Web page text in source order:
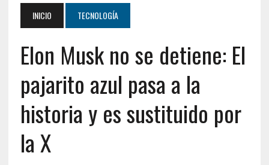
INICIO TECNOLOGÍA
Elon Musk no se detiene: El
pajarito azul pasa a la
historia y es sustituido por
la X